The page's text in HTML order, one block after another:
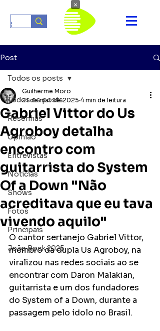
Post
Todos os posts
Resenhas
Opinião
Entrevistas
Notícias
Shows
Fotos
Principais
João Rock 2025
Todos os posts
Gabriel Vittor do Us
Agroboy detalha
encontro com
guitarrista do System
Of a Down "Não
acreditava que eu tava
vivendo aquilo"
Guilherme Moro
21 de mai. de 2025 4 min de leitura
O cantor sertanejo Gabriel Vittor,
membro da dupla Us Agroboy, na
viralizou nas redes sociais ao se
encontrar com Daron Malakian,
guitarrista e um dos fundadores
do System of a Down, durante a
passagem pelo ídolo no Brasil.
×